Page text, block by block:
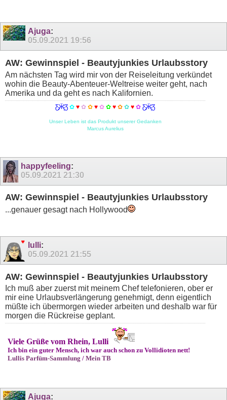
Ajuga:
05.09.2021 19:56
AW: Gewinnspiel - Beautyjunkies Urlaubsstory
Am nächsten Tag wird mir von der Reiseleitung verkündet
wohin die Beauty-Abenteuer-Weltreise weiter geht, nach
Amerika und da geht es nach Kalifornien.
Ƹ̵̡Ӝ̵̨̄Ʒ ✿♥✿ ✿ ♥✿✿♥✿✿♥✿Ƹ̵̡Ӝ̵̨̄Ʒ
Unser Leben ist das Produkt unserer Gedanken
Marcus Aurelius
happyfeeling:
05.09.2021 21:30
AW: Gewinnspiel - Beautyjunkies Urlaubsstory
...genauer gesagt nach Hollywood
lulli:
05.09.2021 21:55
AW: Gewinnspiel - Beautyjunkies Urlaubsstory
Ich muß aber zuerst mit meinem Chef telefonieren, ober er
mir eine Urlaubsverlängerung genehmigt, denn eigentlich
müßte ich übermorgen wieder arbeiten und deshalb war für
morgen die Rückreise geplant.
Viele Grüße vom Rhein, Lulli
Ich bin ein guter Mensch, ich war auch schon zu Vollidioten nett!
Lullis Parfüm-Sammlung / Mein TB
Ajuga: